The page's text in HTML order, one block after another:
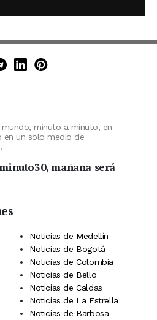
Instagram
en X (Twitter)
en TikTok
Canal de Minuto30 en
Minuto30 en LinkedIn
Minuto30 en
minuto a minuto, en
en un solo medio de
mañana será
Noticias de Medellín
Noticias de Bogotá
Noticias de Colombia
Noticias de Bello
Noticias de Caldas
Noticias de La Estrella
Noticias de Barbosa